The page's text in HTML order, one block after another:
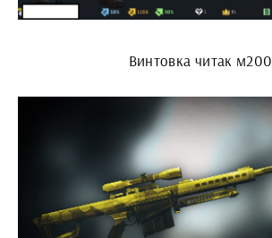
Винтовка читак м200